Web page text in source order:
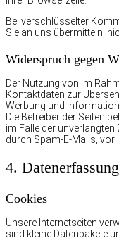
Bei verschlüsselter
Sie an uns übermitteln,
Widerspruch gegen
Der Nutzung von im
Kontaktdaten zur
Werbung und
Die Betreiber der Seiten
im Falle der
durch Spam-E-Mails, vor.
4.
Cookies
Unsere Internetseiten
sind kleine Datenpakete